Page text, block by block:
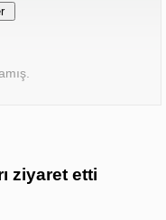
ziyaret etti